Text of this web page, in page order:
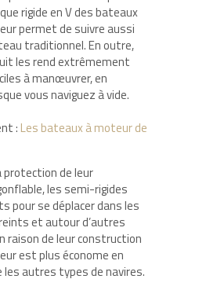
rigide en V des bateaux
permet de suivre aussi
traditionnel. En outre,
les rend extrêmement
à manœuvrer, en
vous naviguez à vide.
: Les bateaux à moteur de
protection de leur
les semi-rigides
pour se déplacer dans les
et autour d’autres
raison de leur construction
est plus économe en
les autres types de navires.